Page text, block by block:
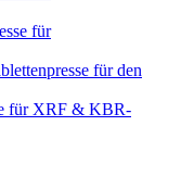
für
für den
für XRF & KBR-